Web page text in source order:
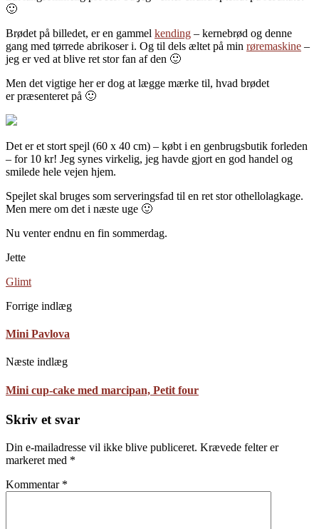
🙂
Brødet på billedet, er en gammel kending – kernebrød og denne
gang med tørrede abrikoser i. Og til dels æltet på min røremaskine –
jeg er ved at blive ret stor fan af den 🙂
Men det vigtige her er dog at lægge mærke til, hvad brødet
er præsenteret på 🙂
Det er et stort spejl (60 x 40 cm) – købt i en genbrugsbutik forleden
– for 10 kr! Jeg synes virkelig, jeg havde gjort en god handel og
smilede hele vejen hjem.
Spejlet skal bruges som serveringsfad til en ret stor othellolagkage.
Men mere om det i næste uge 🙂
Nu venter endnu en fin sommerdag.
Jette
Glimt
Forrige indlæg
Mini Pavlova
Næste indlæg
Mini cup-cake med marcipan, Petit four
Skriv et svar
Din e-mailadresse vil ikke blive publiceret. Krævede felter er
markeret med *
Kommentar *